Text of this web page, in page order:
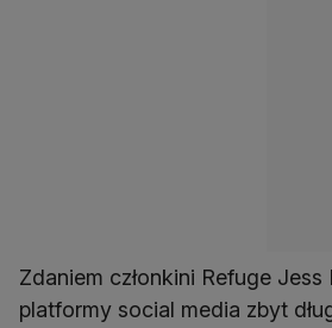
Zdaniem członkini Refuge Jess
platformy social media zbyt